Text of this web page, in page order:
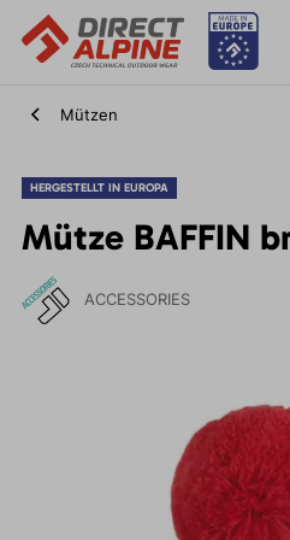
Mützen
HERGESTELLT IN EUROPA
Mütze BAFFIN
ACCESSORIES